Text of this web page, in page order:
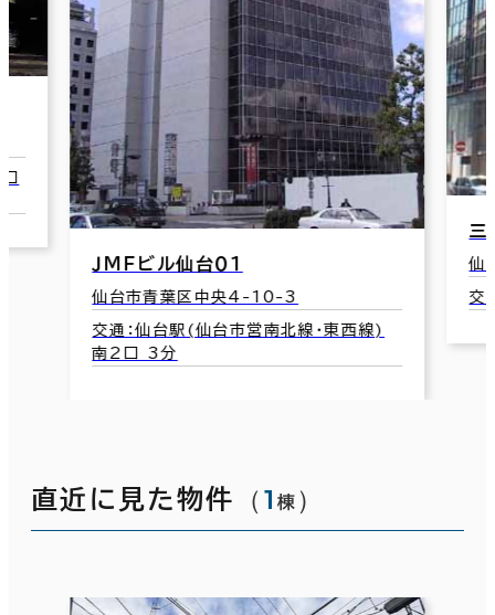
ＪＭＦビル仙台０１
仙台市青葉区中央4-10-3
交通：仙台駅(仙台市営南北線･東西線)
南2口 3分
三
仙
交
直近に見た物件 （1 棟 ）